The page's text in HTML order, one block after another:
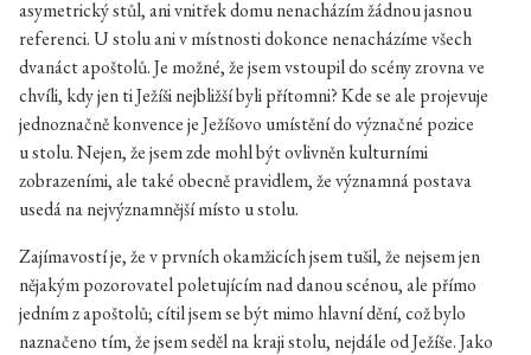
asymetrický stůl, ani vnitřek domu nenacházím žádnou jasnou
referenci. U stolu ani v místnosti dokonce nenacházíme všech
dvanáct apoštolů. Je možné, že jsem vstoupil do scény zrovna ve
chvíli, kdy jen ti Ježíši nejbližší byli přítomni? Kde se ale projevuje
jednoznačně konvence je Ježíšovo umístění do význačné pozice
u stolu. Nejen, že jsem zde mohl být ovlivněn kulturními
zobrazeními, ale také obecně pravidlem, že významná postava
usedá na nejvýznamnější místo u stolu.
Zajímavostí je, že v prvních okamžicích jsem tušil, že nejsem jen
nějakým pozorovatel poletujícím nad danou scénou, ale přímo
jedním z apoštolů; cítil jsem se být mimo hlavní dění, což bylo
naznačeno tím, že jsem seděl na kraji stolu, nejdále od Ježíše. Jako